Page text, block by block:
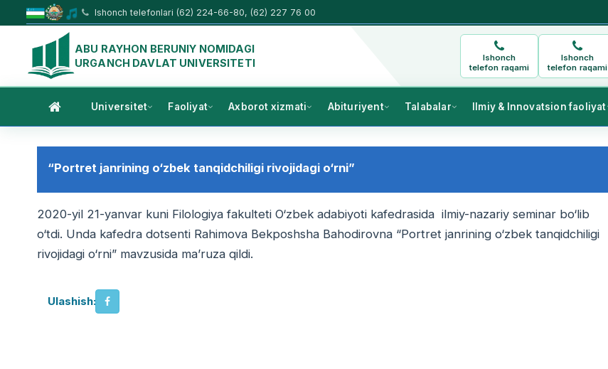
Ishonch telefonlari (62) 224-66-80, (62) 227 76 00
ABU RAYHON BERUNIY NOMIDAGI
URGANCH DAVLAT UNIVERSITETI
Ishonch
telefon raqami
Ishonch
telefon raqami
Universitet Faoliyat Axborot xizmati Abituriyent Talabalar Ilmiy & Innovatsion faoliyat
“Portret janrining o‘zbek tanqidchiligi rivojidagi o‘rni”
2020-yil 21-yanvar kuni Filologiya fakulteti O‘zbek adabiyoti kafedrasida ilmiy-nazariy seminar bo‘lib
o‘tdi. Unda kafedra dotsenti Rahimova Bekposhsha Bahodirovna “Portret janrining o‘zbek tanqidchiligi
rivojidagi o‘rni” mavzusida ma’ruza qildi.
Ulashish: